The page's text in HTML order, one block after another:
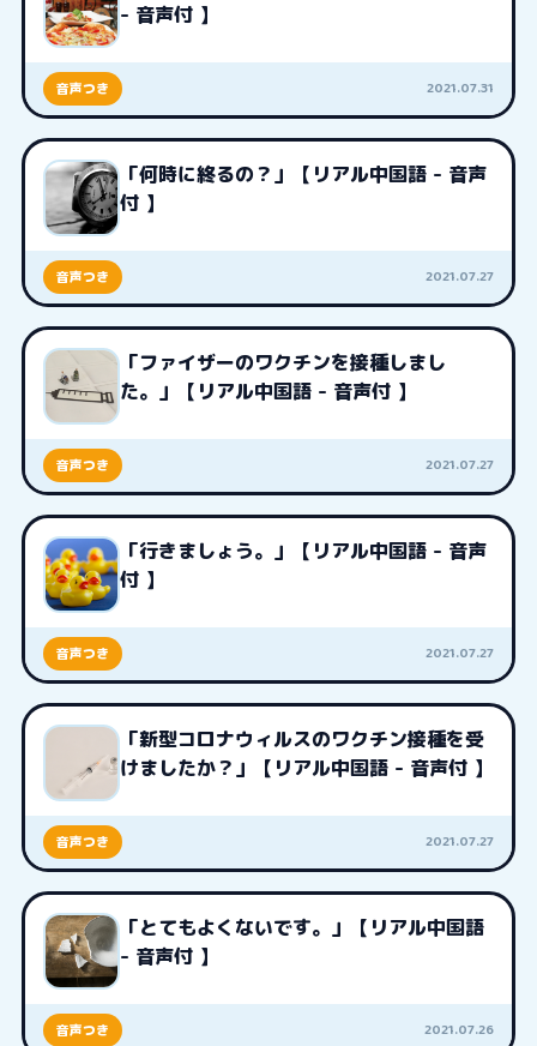
- 音声付 】
音声つき 2021.07.31
「何時に終るの？」【リアル中国語 - 音声
付 】
音声つき 2021.07.27
「ファイザーのワクチンを接種しまし
た。」【リアル中国語 - 音声付 】
音声つき 2021.07.27
「行きましょう。」【リアル中国語 - 音声
付 】
音声つき 2021.07.27
「新型コロナウィルスのワクチン接種を受
けましたか？」【リアル中国語 - 音声付 】
音声つき 2021.07.27
「とてもよくないです。」【リアル中国語
- 音声付 】
音声つき 2021.07.26